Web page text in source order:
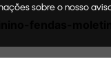
sobre o nosso